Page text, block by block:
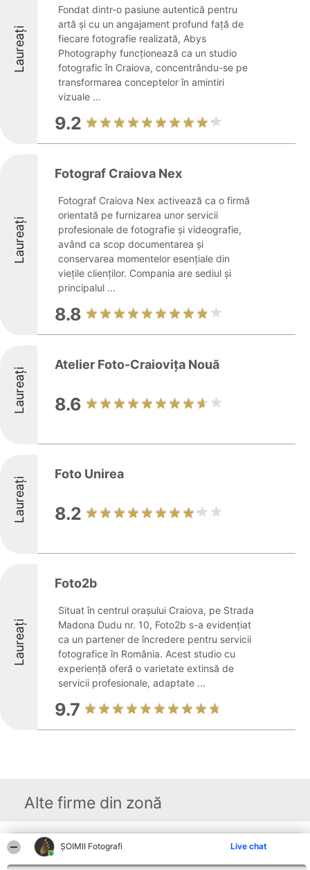
ȘOIMII Fotografi Live chat
Laureați
Fondat dintr-o pasiune autentică pentru
artă și cu un angajament profund față de
fiecare fotografie realizată, Abys
Photography funcționează ca un studio
fotografic în Craiova, concentrându-se pe
transformarea conceptelor în amintiri
vizuale ...
9.2
Laureați
Fotograf Craiova Nex
Fotograf Craiova Nex activează ca o firmă
orientată pe furnizarea unor servicii
profesionale de fotografie și videografie,
având ca scop documentarea și
conservarea momentelor esențiale din
viețile clienților. Compania are sediul și
principalul ...
8.8
Laureați
Atelier Foto-Craiovița Nouă
8.6
Laureați
Foto Unirea
8.2
Laureați
Foto2b
Situat în centrul orașului Craiova, pe Strada
Madona Dudu nr. 10, Foto2b s-a evidențiat
ca un partener de încredere pentru servicii
fotografice în România. Acest studio cu
experiență oferă o varietate extinsă de
servicii profesionale, adaptate ...
9.7
Alte firme din zonă
Organizator Ranking
BRIGHT SOLUTIONS BR SRL
Contact